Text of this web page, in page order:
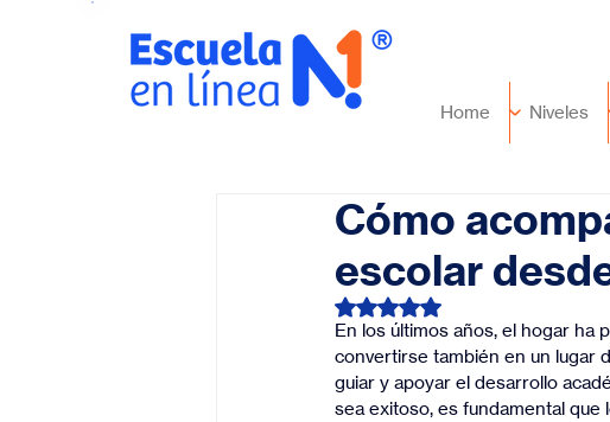
Home Niveles
Cómo
escolar
Obtuvo NaN de 5 estrellas.
En los últimos años, el hogar ha
convertirse también en un lugar
guiar y apoyar el desarrollo
sea exitoso, es fundamental